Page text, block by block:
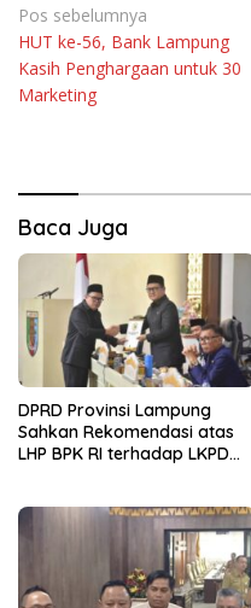
Navigasi
pos
Pos sebelumnya
HUT ke-56, Bank Lampung
Kasih Penghargaan untuk 30
Marketing
Baca Juga
DPRD Provinsi Lampung
Sahkan Rekomendasi atas
LHP BPK RI terhadap LKPD
2025